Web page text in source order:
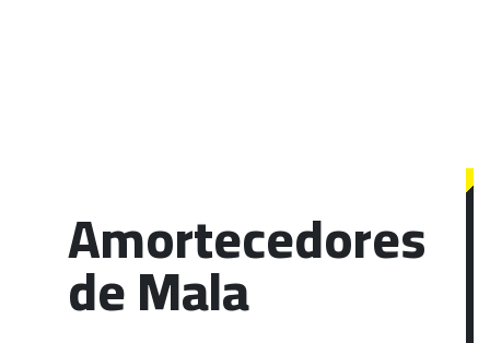
Amortecedores
de Mala